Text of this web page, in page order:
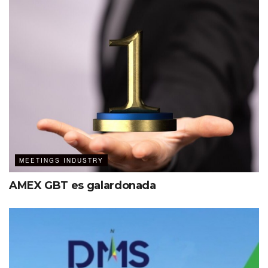
MEETINGS INDUSTRY
AMEX GBT es galardonada